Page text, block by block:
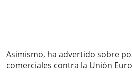
Asimismo, ha advertido sobre
comerciales contra la Unión